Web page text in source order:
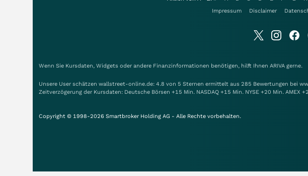
Impressum
Disclaimer
Wenn Sie Kursdaten, Widgets oder andere Finanzinformationen benötigen, hilft Ihnen ARIVA gerne.
Unsere User schätzen wallstreet-online.de: 4.8 von 5 Sternen ermittelt aus 285 Bewertungen bei
Zeitverzögerung der Kursdaten: Deutsche Börsen +15 Min. NASDAQ +15 Min. NYSE +20 Min. AMEX
Copyright © 1998-2026 Smartbroker Holding AG - Alle Rechte vorbehalten.